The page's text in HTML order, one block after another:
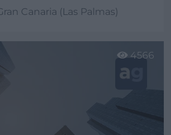
Canaria (Las Palmas)
4566